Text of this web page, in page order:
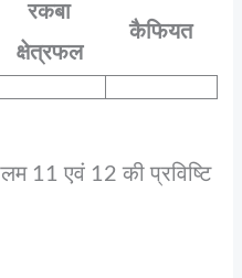
रकबा
क्षेत्रफल
कैफियत
11 एवं 12 की प्रविष्टि